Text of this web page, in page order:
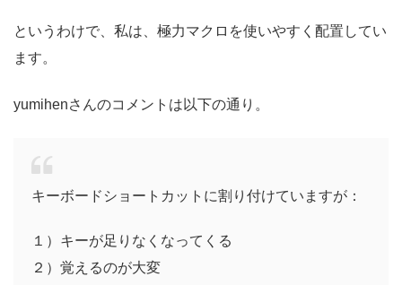
というわけで、私は、極力マクロを使いやすく配置してい
ます。
yumihenさんのコメントは以下の通り。
キーボードショートカットに割り付けていますが：
１）キーが足りなくなってくる
２）覚えるのが大変